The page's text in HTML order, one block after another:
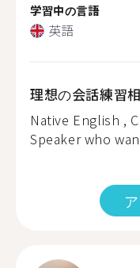
学習中の言語
英語
理想の会話練習
Native English ,
Speaker who